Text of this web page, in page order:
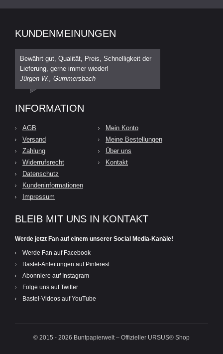
KUNDENMEINUNGEN
Bewährt gut, Qualität, Preis, Schnelligkeit der
Lieferung, gerne immer wieder!
Jürgen W., Gummersbach
INFORMATION
AGB
Versand
Zahlung
Widerrufsrecht
Datenschutz
Kundeninformationen
Impressum
Mein Konto
Meine Bestellungen
Über uns
Kontakt
BLEIB MIT UNS IN KONTAKT
Werde jetzt Fan auf einem unserer Social Media-Kanäle!
Werde Fan auf Facebook
Bastel-Anleitungen auf Pinterest
Abonniere auf Instagram
Folge uns auf Twitter
Bastel-Videos auf YouTube
© 2015 - 2026 Buntpapierwelt – Offizieller URSUS® Shop